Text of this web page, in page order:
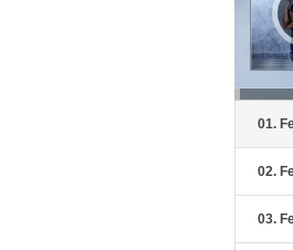
01.
02.
03.